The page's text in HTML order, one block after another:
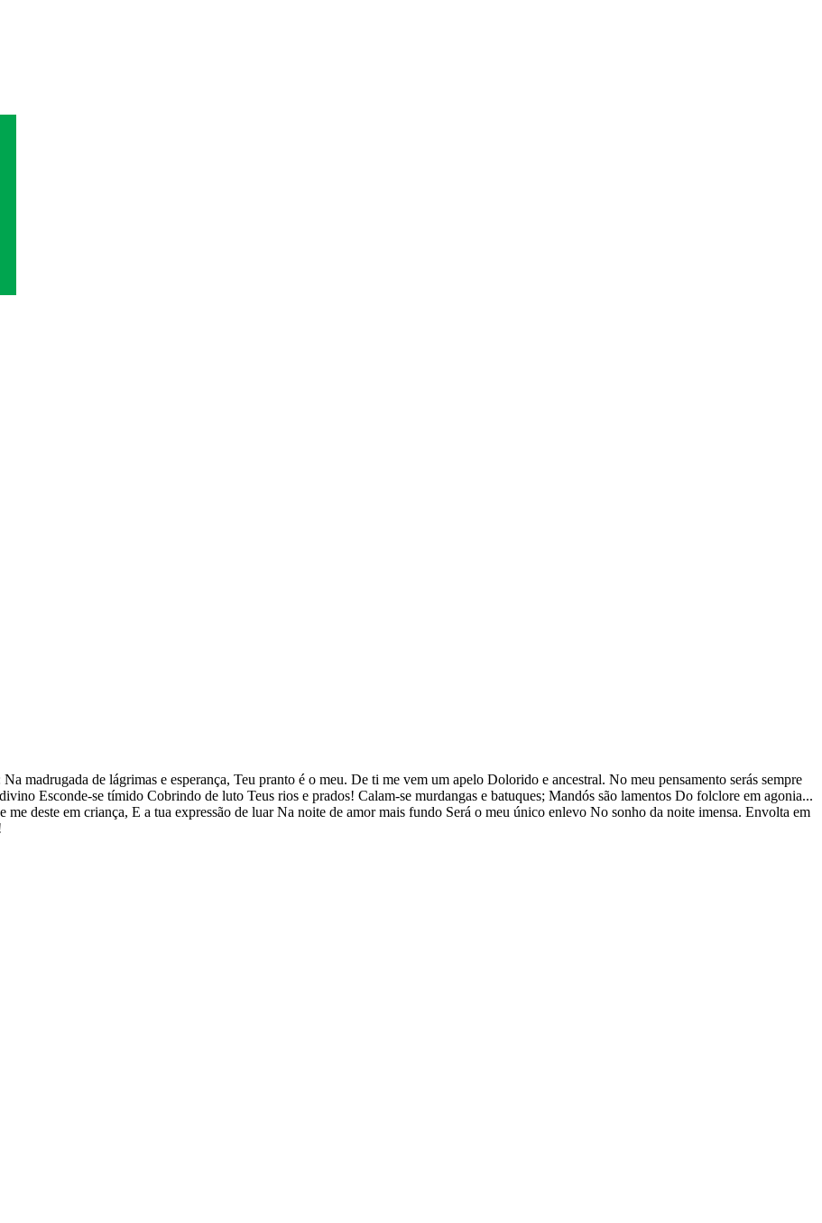
madrugada de lágrimas e esperança, Teu pranto é o meu. De ti me vem um apelo Dolorido e ancestral. No meu pensamento serás sempre
Esconde-se tímido Cobrindo de luto Teus rios e prados! Calam-se murdangas e batuques; Mandós são lamentos Do folclore em agonia...
deste em criança, E a tua expressão de luar Na noite de amor mais fundo Será o meu único enlevo No sonho da noite imensa. Envolta em